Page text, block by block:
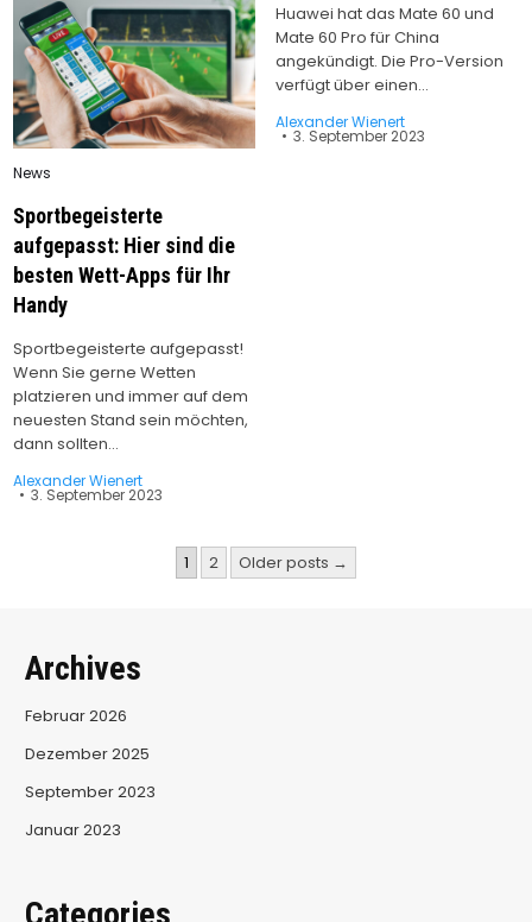
Huawei hat das Mate 60 und
Mate 60 Pro für China
angekündigt. Die Pro-Version
verfügt über einen…
Alexander Wienert
3. September 2023
Posted
News
Sportbegeisterte
aufgepasst: Hier sind die
besten Wett-Apps für Ihr
Handy
Sportbegeisterte aufgepasst!
Wenn Sie gerne Wetten
platzieren und immer auf dem
neuesten Stand sein möchten,
dann sollten…
Alexander Wienert
3. September 2023
Seitennummerierung
1 2 Older posts →
Archives
Februar 2026
Dezember 2025
September 2023
Januar 2023